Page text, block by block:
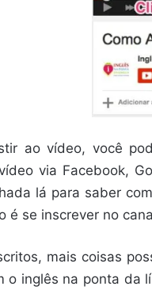
ao vídeo, você
via Facebook,
lá para saber
é se inscrever no
mais coisas
o inglês na ponta da